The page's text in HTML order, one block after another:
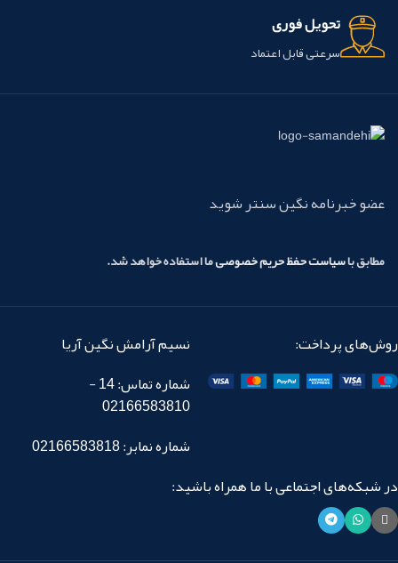
تحویل فوری
سرعتی قابل اعتماد
عضو خبرنامه نگین سنتر شوید
مطابق باسیاست حفظ حریم خصوصیما استفاده خواهد شد.
روش‌های پرداخت:
نسیم آرامش نگین آریا
شماره تماس: 14 -
02166583810
شماره نمابر: 02166583818
در شبکه‌های اجتماعی با ما همراه باشید: